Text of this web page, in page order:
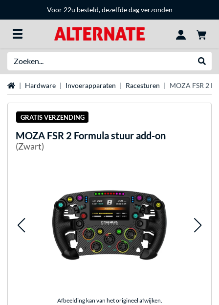
Voor 22u besteld, dezelfde dag verzonden
Home Hardware Invoerapparaten Racesturen MOZA FSR 2
GRATIS VERZENDING
MOZA FSR 2 Formula stuur add-on
(Zwart)
Afbeelding kan van het origineel afwijken.